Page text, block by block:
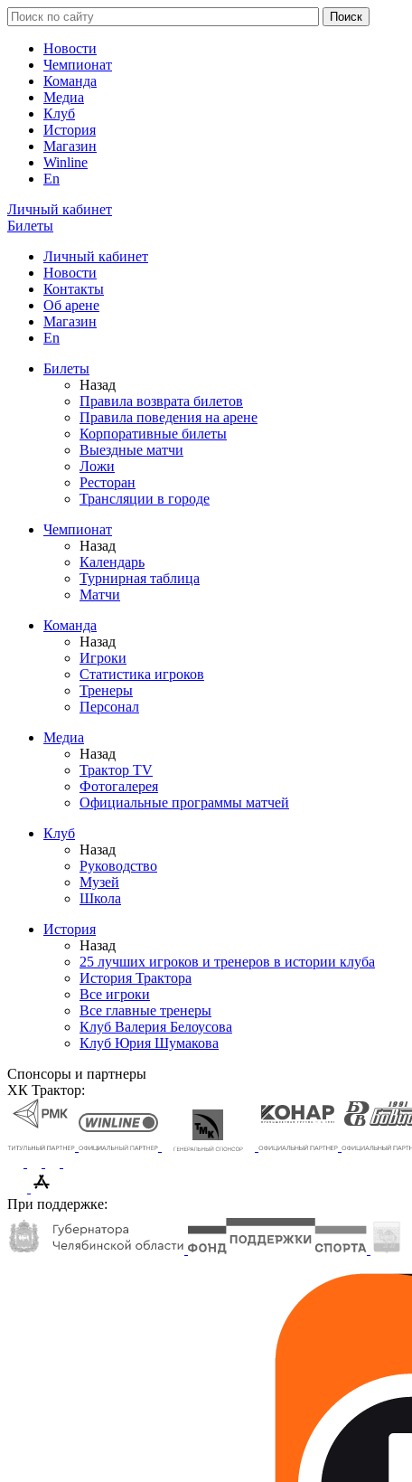
Новости
Чемпионат
Команда
Медиа
Клуб
История
Магазин
Winline
En
Личный кабинет
Билеты
Личный кабинет
Новости
Контакты
Об арене
Магазин
En
Билеты
Назад
Правила возврата билетов
Правила поведения на арене
Корпоративные билеты
Выездные матчи
Ложи
Ресторан
Трансляции в городе
Чемпионат
Назад
Календарь
Турнирная таблица
Матчи
Команда
Назад
Игроки
Статистика игроков
Тренеры
Персонал
Медиа
Назад
Трактор TV
Фотогалерея
Официальные программы матчей
Клуб
Назад
Руководство
Музей
Школа
История
Назад
25 лучших игроков и тренеров в истории клуба
История Трактора
Все игроки
Все главные тренеры
Клуб Валерия Белоусова
Клуб Юрия Шумакова
Спонсоры и партнеры
ХК Трактор:
При поддержке: